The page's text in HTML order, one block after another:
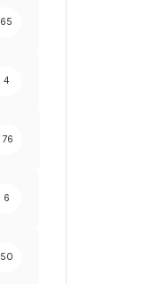
65
4
76
6
50